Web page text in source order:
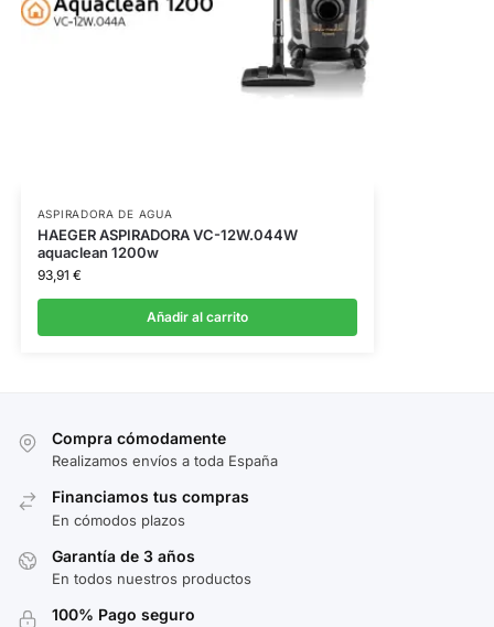
ASPIRADORA DE AGUA
HAEGER ASPIRADORA VC-12W.044W
aquaclean 1200w
93,91 €
Añadir al carrito
Compra cómodamente
Realizamos envíos a toda España
Financiamos tus compras
En cómodos plazos
Garantía de 3 años
En todos nuestros productos
100% Pago seguro